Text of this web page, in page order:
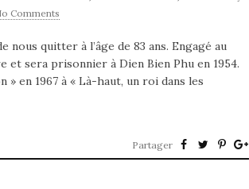
Comments
quitter à l’âge de 83 ans. Engagé au
et sera prisonnier à Dien Bien Phu en 1954.
en 1967 à « Là-haut, un roi dans les
Partager